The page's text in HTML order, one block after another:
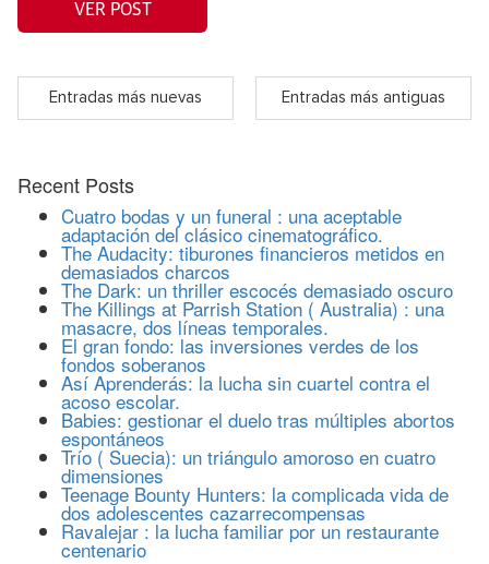
VER POST
Entradas más nuevas Entradas más antiguas
Recent Posts
Cuatro bodas y un funeral : una aceptable
adaptación del clásico cinematográfico.
The Audacity: tiburones financieros metidos en
demasiados charcos
The Dark: un thriller escocés demasiado oscuro
The Killings at Parrish Station ( Australia) : una
masacre, dos líneas temporales.
El gran fondo: las inversiones verdes de los
fondos soberanos
Así Aprenderás: la lucha sin cuartel contra el
acoso escolar.
Babies: gestionar el duelo tras múltiples abortos
espontáneos
Trío ( Suecia): un triángulo amoroso en cuatro
dimensiones
Teenage Bounty Hunters: la complicada vida de
dos adolescentes cazarrecompensas
Ravalejar : la lucha familiar por un restaurante
centenario